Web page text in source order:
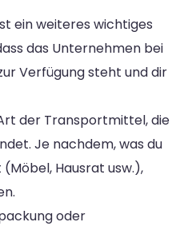
ein weiteres wichtiges
das Unternehmen bei
Verfügung steht und dir
der Transportmittel, die
Je nachdem, was du
Hausrat usw.),
oder